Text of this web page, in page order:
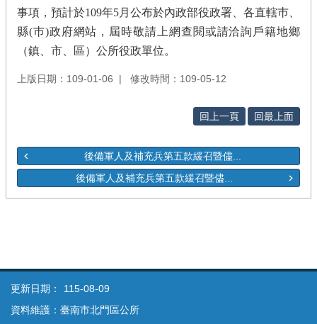
事項，預計於109年5月公布於內政部役政署、各直轄巿、
縣(巿)政府網站，屆時敬請上網查閱或請洽詢戶籍地鄉
（鎮、市、區）公所役政單位。
上版日期：109-01-06 修改時間：109-05-12
回上一頁 回最上面
後備軍人及補充兵第五款緩召暨儘...
後備軍人及補充兵第五款緩召暨儘...
更新日期：
115-08-09
資料維護：臺南市北門區公所